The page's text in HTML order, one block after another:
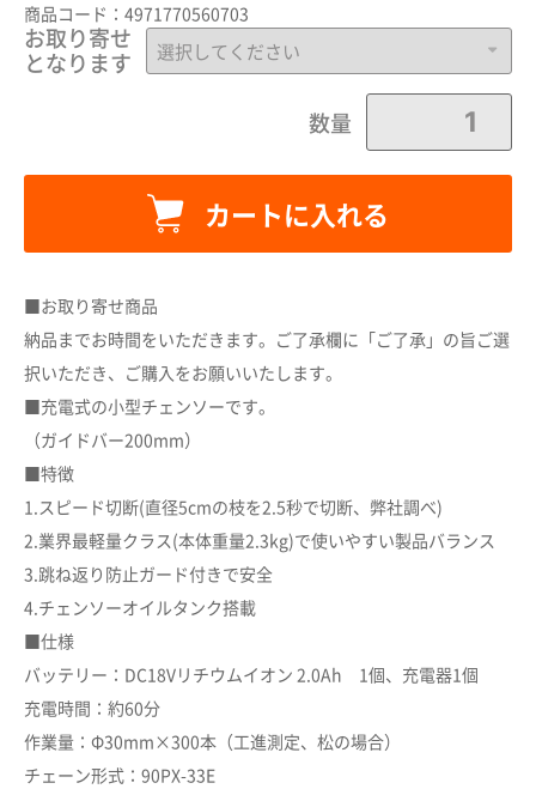
商品コード： 4971770560703
お取り寄せ
となります
数量
カートに入れる
カートに追加しました。
お買い物を続ける
■お取り寄せ商品
納品までお時間をいただきます。ご了承欄に「ご了承」の旨ご選
択いただき、ご購入をお願いいたします。
■充電式の小型チェンソーです。
（ガイドバー200mm）
■特徴
1.スピード切断(直径5cmの枝を2.5秒で切断、弊社調べ)
2.業界最軽量クラス(本体重量2.3kg)で使いやすい製品バランス
3.跳ね返り防止ガード付きで安全
4.チェンソーオイルタンク搭載
■仕様
バッテリー：DC18Vリチウムイオン 2.0Ah 1個、充電器1個
充電時間：約60分
作業量：Φ30mm×300本（工進測定、松の場合）
チェーン形式：90PX-33E